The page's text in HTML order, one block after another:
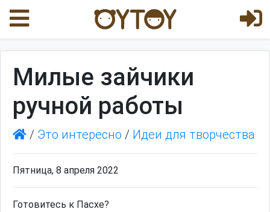
Милые зайчики
ручной работы
/ Это интересно / Идеи для творчества
Пятница, 8 апреля 2022
Готовитесь к Пасхе?